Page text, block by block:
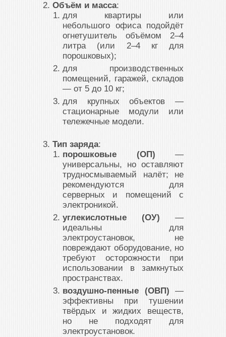
Объём и масса:
для квартиры или
небольшого офиса подойдёт
огнетушитель объёмом 2–4
литра (или 2–4 кг для
порошковых);
для производственных
помещений, гаражей, складов
— от 5 до 10 кг;
для крупных объектов —
стационарные модули или
тележечные модели.
Тип заряда:
порошковые (ОП) —
универсальны, но оставляют
трудносмываемый налёт; не
рекомендуются для
серверных и помещений с
электроникой.
углекислотные (ОУ) —
идеальны для
электроустановок, не
повреждают оборудование, но
требуют осторожности при
использовании в замкнутых
пространствах.
воздушно-пенные (ОВП) —
эффективны при тушении
твёрдых и жидких веществ,
но не подходят для
электроустановок.